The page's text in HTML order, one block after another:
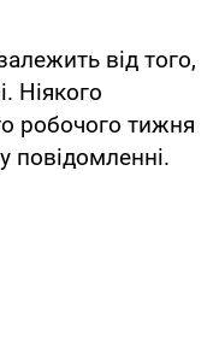
від того,
Ніякого
робочого тижня
повідомленні.